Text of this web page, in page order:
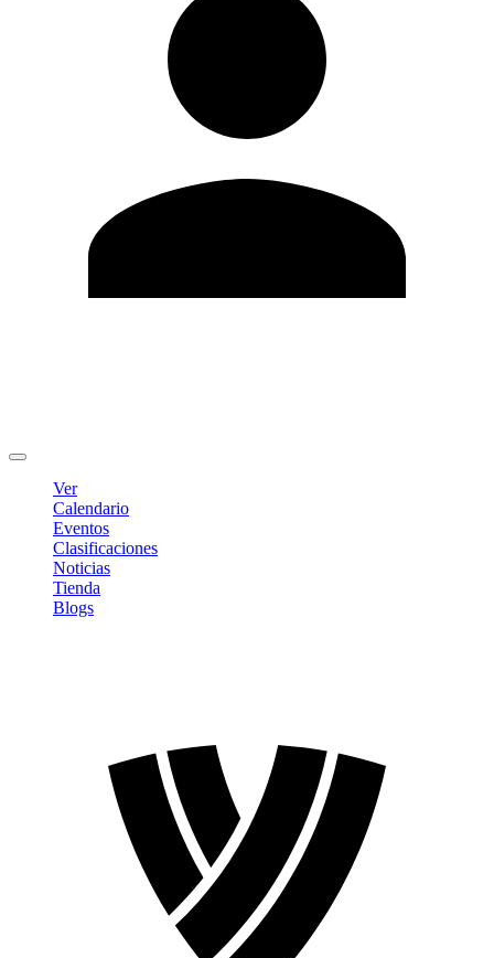
Ver
Calendario
Eventos
Clasificaciones
Noticias
Tienda
Blogs